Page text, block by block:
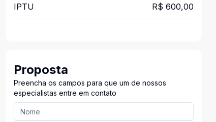
IPTU R$ 600,00
Proposta
Preencha os campos para que um de nossos
especialistas entre em contato